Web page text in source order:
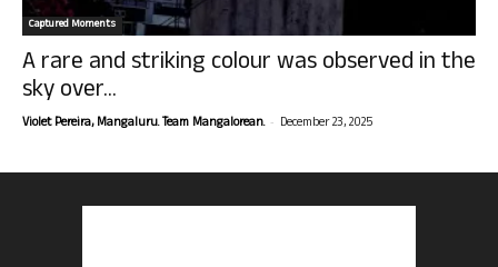
Captured Moments
A rare and striking colour was observed in the
sky over...
Violet Pereira, Mangaluru. Team Mangalorean. - December 23, 2025